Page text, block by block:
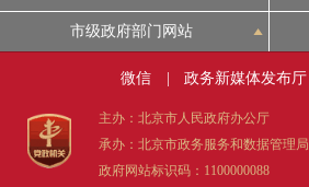
市级政府部门网站
微信 政务新媒体发布厅
主办：北京市人民政府办公厅
承办：北京市政务服务和数据管理局
政府网站标识码：1100000088